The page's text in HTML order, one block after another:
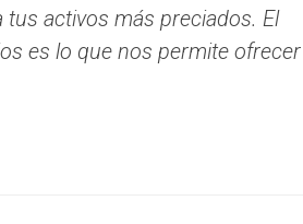
difíciles. Algunas ventajas
especializados.
plazo al evitar gastos médicos
activos más preciados. El
es lo que nos permite ofrecer